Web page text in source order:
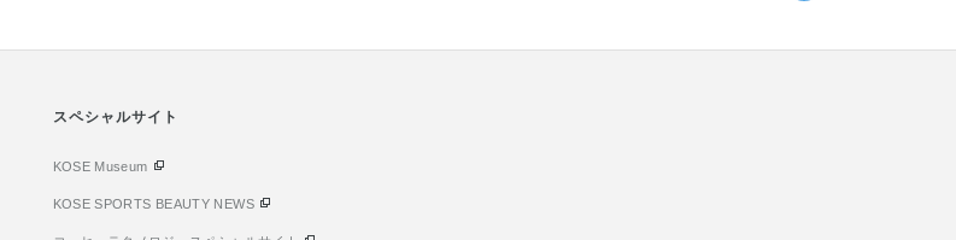
スペシャルサイト
KOSE Museum
KOSE SPORTS BEAUTY NEWS